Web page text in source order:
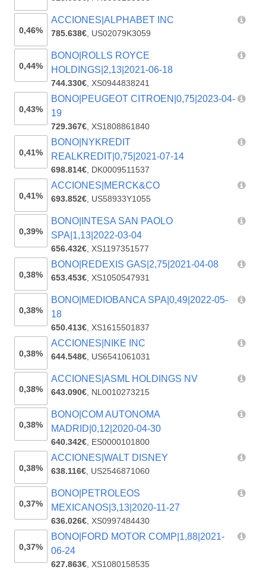
0,46%
ACCIONES|ALPHABET INC
785.638€, US02079K3059
0,44%
BONO|ROLLS ROYCE
HOLDINGS|2,13|2021-06-18
744.330€,XS0944838241
0,43%
BONO|PEUGEOT CITROEN|0,75|2023-04-
19
729.367€,XS1808861840
0,41%
BONO|NYKREDIT
REALKREDIT|0,75|2021-07-14
698.814€, DK0009511537
0,41%
ACCIONES|MERCK&CO
693.852€, US58933Y1055
0,39%
BONO|INTESA SAN PAOLO
SPA|1,13|2022-03-04
656.432€,XS1197351577
0,38%
BONO|REDEXIS GAS|2,75|2021-04-08
653.453€,XS1050547931
0,38%
BONO|MEDIOBANCA SPA|0,49|2022-05-
18
650.413€,XS1615501837
0,38%
ACCIONES|NIKE INC
644.548€, US6541061031
0,38%
ACCIONES|ASML HOLDINGS NV
643.090€, NL0010273215
0,38%
BONO|COM AUTONOMA
MADRID|0,12|2020-04-30
640.342€, ES0000101800
0,38%
ACCIONES|WALT DISNEY
638.116€, US2546871060
0,37%
BONO|PETROLEOS
MEXICANOS|3,13|2020-11-27
636.026€,XS0997484430
0,37%
BONO|FORD MOTOR COMP|1,88|2021-
06-24
627.863€,XS1080158535